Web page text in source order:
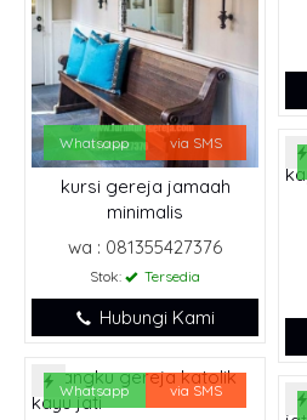
Whatsapp via SMS
kursi gereja jamaah
minimalis
wa : 081355427376
Stok: Tersedia
Hubungi Kami
Whatsapp via SMS